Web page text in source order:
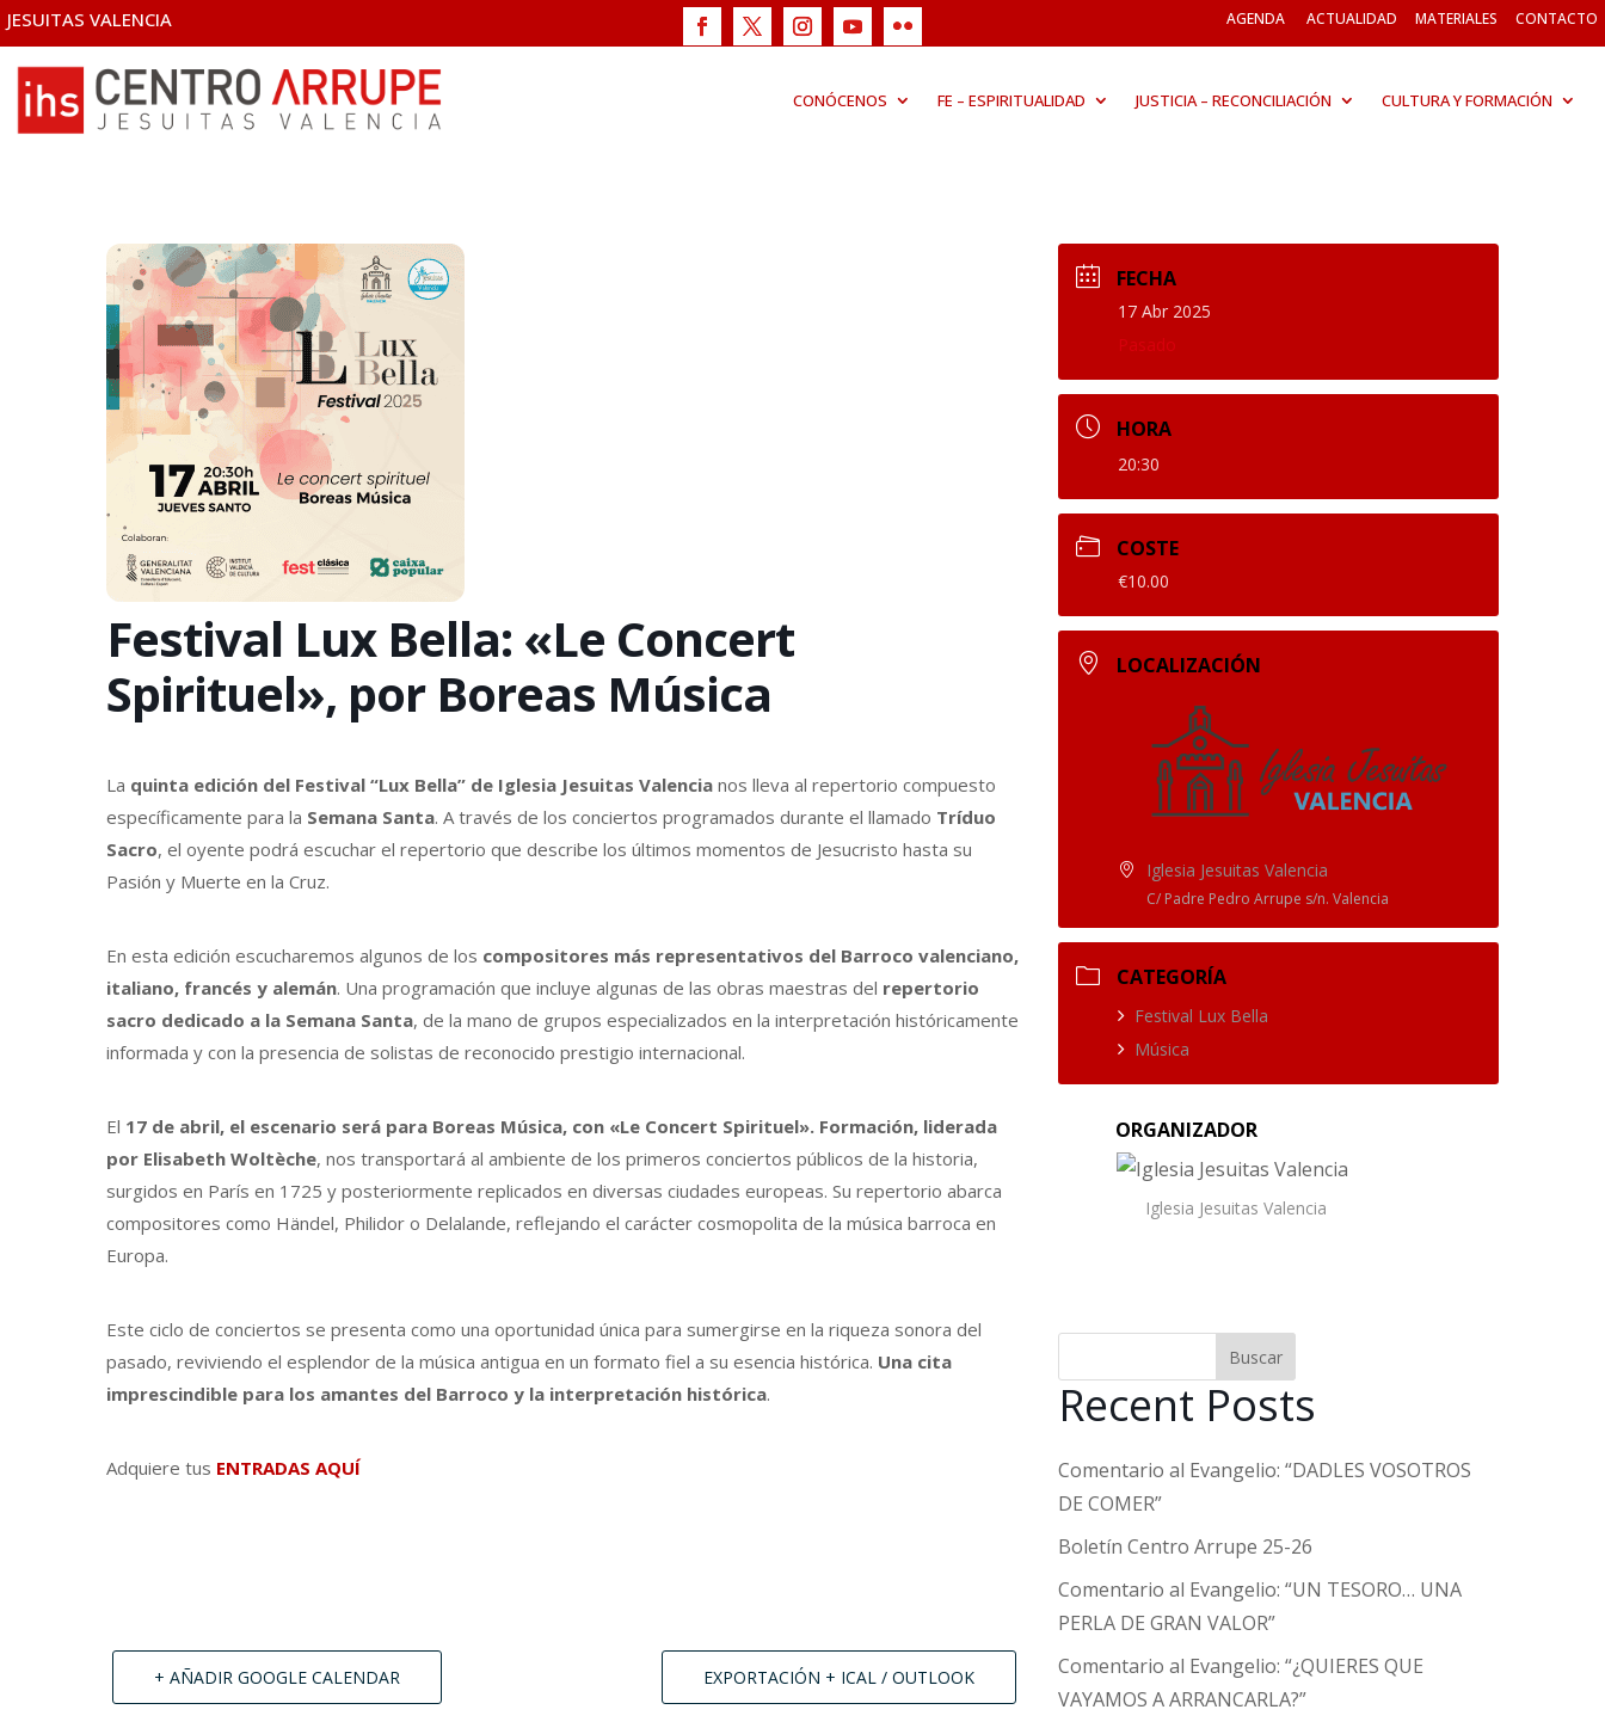
JESUITAS VALENCIA AGENDA ACTUALIDAD MATERIALES CONTACTO
CONÓCENOS FE – ESPIRITUALIDAD JUSTICIA – RECONCILIACIÓN CULTURA Y FORMACIÓN
Festival Lux Bella: «Le Concert
Spirituel», por Boreas Música
La quinta edición del Festival “Lux Bella” de Iglesia Jesuitas Valencia nos lleva al repertorio compuesto
específicamente para la Semana Santa. A través de los conciertos programados durante el llamado Tríduo
Sacro, el oyente podrá escuchar el repertorio que describe los últimos momentos de Jesucristo hasta su
Pasión y Muerte en la Cruz.
En esta edición escucharemos algunos de los compositores más representativos del Barroco valenciano,
italiano, francés y alemán. Una programación que incluye algunas de las obras maestras del repertorio
sacro dedicado a la Semana Santa, de la mano de grupos especializados en la interpretación históricamente
informada y con la presencia de solistas de reconocido prestigio internacional.
El 17 de abril, el escenario será para Boreas Música, con «Le Concert Spirituel». Formación, liderada
por Elisabeth Woltèche, nos transportará al ambiente de los primeros conciertos públicos de la historia,
surgidos en París en 1725 y posteriormente replicados en diversas ciudades europeas. Su repertorio abarca
compositores como Händel, Philidor o Delalande, reflejando el carácter cosmopolita de la música barroca en
Europa.
Este ciclo de conciertos se presenta como una oportunidad única para sumergirse en la riqueza sonora del
pasado, reviviendo el esplendor de la música antigua en un formato fiel a su esencia histórica. Una cita
imprescindible para los amantes del Barroco y la interpretación histórica.
Adquiere tus ENTRADAS AQUÍ
+ AÑADIR GOOGLE CALENDAR EXPORTACIÓN + ICAL / OUTLOOK
FECHA
17 Abr 2025
Pasado
HORA
20:30
COSTE
€10.00
LOCALIZACIÓN
Iglesia Jesuitas Valencia
C/ Padre Pedro Arrupe s/n. Valencia
CATEGORÍA
Festival Lux Bella
Música
ORGANIZADOR
Iglesia Jesuitas Valencia
Buscar
Recent Posts
Comentario al Evangelio: “DADLES VOSOTROS
DE COMER”
Boletín Centro Arrupe 25-26
Comentario al Evangelio: “UN TESORO… UNA
PERLA DE GRAN VALOR”
Comentario al Evangelio: “¿QUIERES QUE
VAYAMOS A ARRANCARLA?”